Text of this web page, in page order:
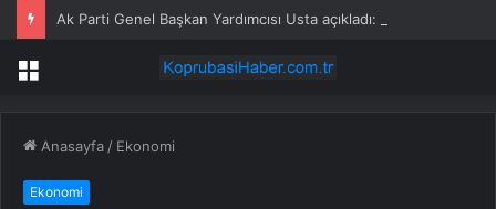
Menü
Anasayfa / Ekonomi
Ekonomi